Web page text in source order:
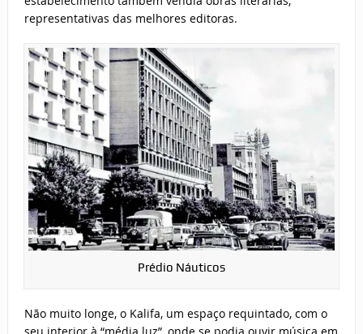
representativas das melhores editoras.
Prédio Náuticos
Não muito longe, o Kalifa, um espaço requintado, com o
seu interior à “média luz”, onde se podia ouvir música em